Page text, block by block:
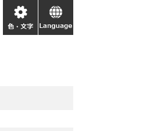
色・
文
language